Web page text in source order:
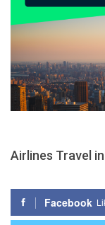
Airlines Travel
Facebook